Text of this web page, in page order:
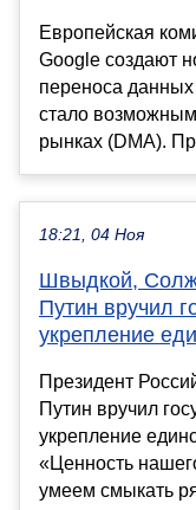
Европейская
Google создают
переноса
стало
рынках (DMA).
18:21, 04 Ноя
Швыдкой,
Путин вручил
укрепление
Президент
Путин вручил
укрепление
«Ценность
умеем смыкать